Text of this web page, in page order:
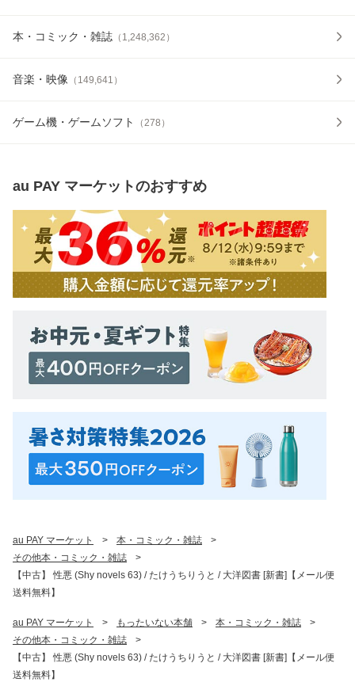
本・コミック・雑誌 （ 1,248,362 ）
音楽・映像 （ 149,641 ）
ゲーム機・ゲームソフト （278 ）
au PAY マーケットのおすすめ
au PAY マーケット > 本・コミック・雑誌
>
その他本・コミック・雑誌
>
【中古】 性悪 (Shy novels 63) / たけうちりうと / 大洋図書 [新書]【メール便
送料無料】
au PAY マーケット > もったいない本舗 > 本・コミック・雑誌
>
その他本・コミック・雑誌
>
【中古】 性悪 (Shy novels 63) / たけうちりうと / 大洋図書 [新書]【メール便
送料無料】